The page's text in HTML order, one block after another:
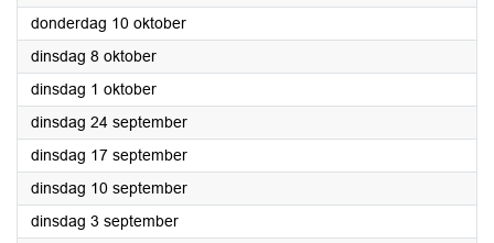
donderdag 10 oktober2024
dinsdag 8 oktober2024
dinsdag 1 oktober2024
dinsdag 24 september2024
dinsdag 17 september2024
dinsdag 10 september2024
dinsdag 3 september2024